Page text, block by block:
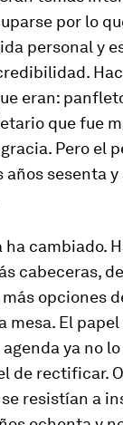
por lo
personal y
eran:
que fue
Pero el
sesenta y
ha cambiado.
cabeceras,
opciones
mesa. El
ya no
de rectificar.
resistían a